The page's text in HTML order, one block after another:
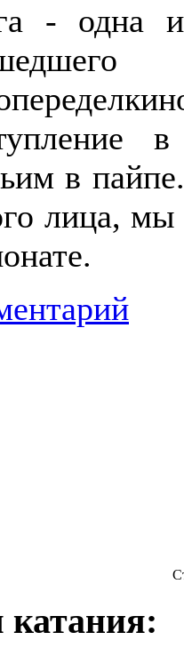
- одна
в
лица, мы
катания: